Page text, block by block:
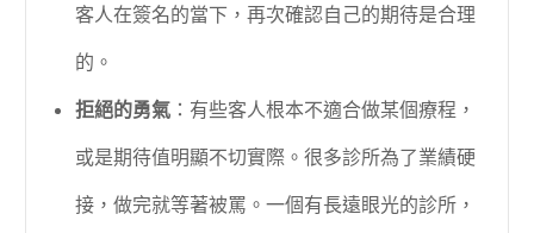
客人在簽名的當下，再次確認自己的期待是合理
的。
拒絕的勇氣 ：有些客人根本不適合做某個療程，
或是期待值明顯不切實際。很多診所為了業績硬
接，做完就等著被罵。一個有長遠眼光的診所，